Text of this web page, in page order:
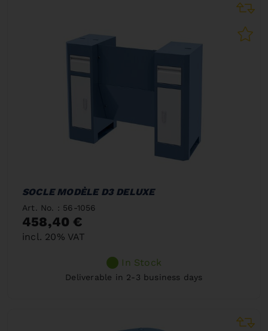
SOCLE MODÈLE D3 DELUXE
Art. No. : 56-1056
458,40 €
incl. 20% VAT
In Stock
Deliverable in 2-3 business days